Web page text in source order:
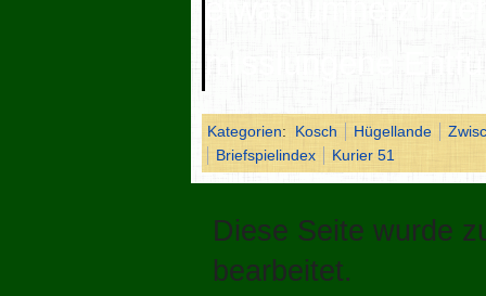
misslungene
Kategorien: Kosch Hügellande
Briefspielindex
Kurier 51
Diese Seite wurde
bearbeitet.